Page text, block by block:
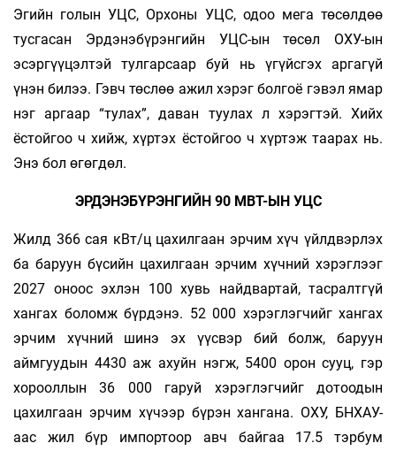
Эгийн голын УЦС, Орхоны УЦС, одоо мега төсөлдөө
тусгасан Эрдэнэбүрэнгийн УЦС-ын төсөл ОХУ-ын
эсэргүүцэлтэй тулгарсаар буй нь үгүйсгэх аргагүй
үнэн билээ. Гэвч төслөө ажил хэрэг болгоё гэвэл ямар
нэг аргаар “тулах”, даван туулах л хэрэгтэй. Хийх
ёстойгоо ч хийж, хүртэх ёстойгоо ч хүртэж таарах нь.
Энэ бол өгөгдөл.
ЭРДЭНЭБҮРЭНГИЙН 90 МВТ-ЫН УЦС
Жилд 366 сая кВт/ц цахилгаан эрчим хүч үйлдвэрлэх
ба баруун бүсийн цахилгаан эрчим хүчний хэрэглээг
2027 оноос эхлэн 100 хувь найдвартай, тасралтгүй
хангах боломж бүрдэнэ. 52 000 хэрэглэгчийг хангах
эрчим хүчний шинэ эх үүсвэр бий болж, баруун
аймгуудын 4430 аж ахуйн нэгж, 5400 орон сууц, гэр
хорооллын 36 000 гаруй хэрэглэгчийг дотоодын
цахилгаан эрчим хүчээр бүрэн хангана. ОХУ, БНХАУ-
аас жил бүр импортоор авч байгаа 17.5 тэрбум